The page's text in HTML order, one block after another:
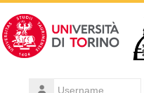
Username